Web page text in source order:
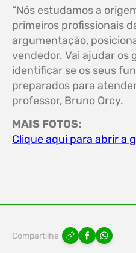
“Nós estudamos a
primeiros profissionais
argumentação,
vendedor. Vai ajudar os
identificar se os seus
preparados para
professor, Bruno Orcy.
MAIS FOTOS:
Clique aqui para abrir a
Compartilhe